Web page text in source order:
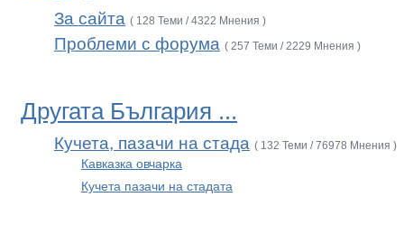
За сайта ( 128 Теми / 4322 Мнения )
Проблеми с форума ( 257 Теми / 2229 Мнения )
Другата България ...
Кучета, пазачи на стада ( 132 Теми / 76978 Мнения )
Кавказка овчарка
Кучета пазачи на стадата